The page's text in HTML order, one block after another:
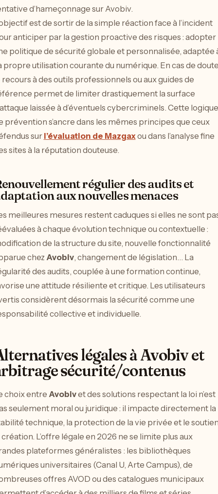
d’hameçonnage sur Avobiv.
est de sortir de la simple réaction face à l’incident
anticiper par la gestion proactive des risques : adopter
politique de sécurité globale et personnalisée, adaptée
propre utilisation courante du numérique. En cas de
recours à des outils professionnels ou aux guides de
permet de limiter drastiquement la surface
laissée à d’éventuels cybercriminels. Cette logique
prévention s’ancre dans les mêmes principes que ceux
sur l’évaluation de Mazgaxou dans l’analyse fine
sites à la réputation douteuse.
régulier des audits et
aux nouvelles menaces
meilleures mesures restent caduques si elles ne sont
à chaque évolution technique ou contextuelle :
de la structure du site, nouvelle fonctionnalité
chez Avobiv, changement de législation… La
des audits, couplée à une formation continue,
une attitude résiliente et critique. Les utilisateurs
considèrent désormais la sécurité comme une
collective et individuelle.
légales à Avobiv et
sécurité/contenus
choix entre Avobivet des solutions respectant la loi n’est
seulement moral ou juridique : il impacte directement la
technique, la protection de la vie privée et le
création. L’offre légale en 2026 ne se limite plus aux
plateformes généralistes : les bibliothèques
universitaires (Canal U, Arte Campus), de
offres AVOD ou des catalogues municipaux